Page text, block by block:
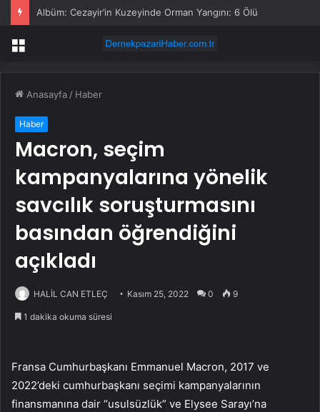
Albüm: Cezayir’in Kuzeyinde Orman Yangını: 6 Ölü
Menü
Anasayfa / Haber
Haber
Macron, seçim
kampanyalarına yönelik
savcılık soruşturmasını
basından öğrendiğini
açıkladı
HALİL CAN ETLEÇ Kasım 25, 2022 0 9
1 dakika okuma süresi
Fransa Cumhurbaşkanı Emmanuel Macron, 2017 ve
2022’deki cumhurbaşkanı seçimi kampanyalarının
finansmanına dair “usulsüzlük” ve Elysee Sarayı’na